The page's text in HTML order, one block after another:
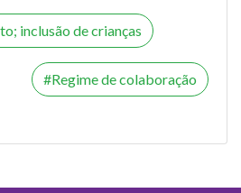
inclusão de crianças
Regime de colaboração